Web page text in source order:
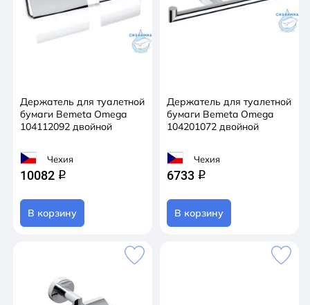
Держатель для туалетной
бумаги Bemeta Omega
104112092 двойной
Чехия
10082 q
В корзину
Держатель для туалетной
бумаги Bemeta Omega
104201072 двойной
Чехия
6733 q
В корзину